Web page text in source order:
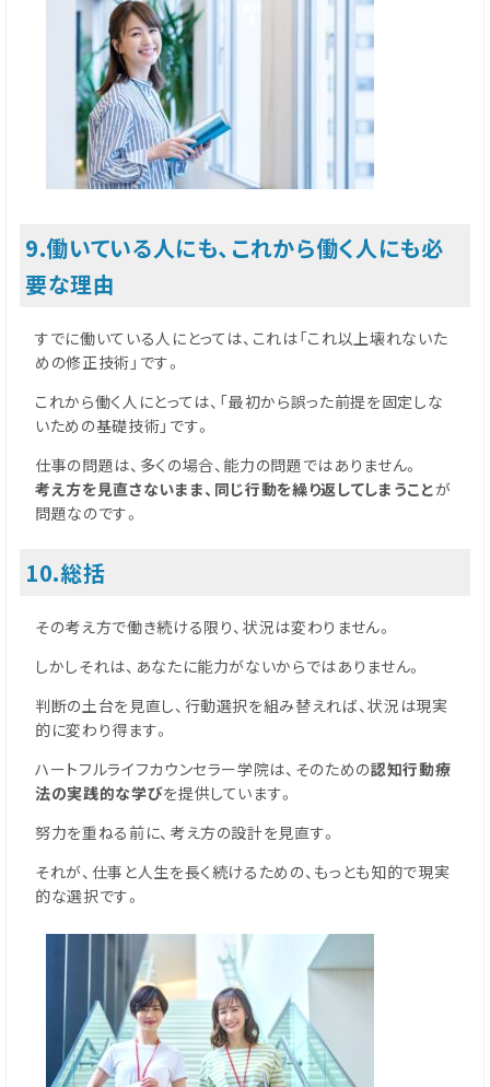
9.働いている人にも、これから働く人にも必
要な理由
すでに働いている人にとっては、これは「これ以上壊れないた
めの修正技術」です。
これから働く人にとっては、「最初から誤った前提を固定しな
いための基礎技術」です。
仕事の問題は、多くの場合、能力の問題ではありません。
考え方を見直さないまま、同じ行動を繰り返してしまうことが
問題なのです。
10.総括
その考え方で働き続ける限り、状況は変わりません。
しかしそれは、あなたに能力がないからではありません。
判断の土台を見直し、行動選択を組み替えれば、状況は現実
的に変わり得ます。
ハートフルライフカウンセラー学院は、そのための認知行動療
法の実践的な学びを提供しています。
努力を重ねる前に、考え方の設計を見直す。
それが、仕事と人生を長く続けるための、もっとも知的で現実
的な選択です。